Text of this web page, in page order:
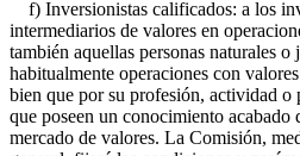
f) Inversionistas calificados: a los
intermediarios de valores en
también aquellas personas naturales o
habitualmente operaciones con
bien que por su profesión, actividad o
que poseen un conocimiento
mercado de valores. La Comisión,